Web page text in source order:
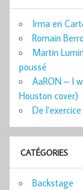
Irma en
Romain
Martin
poussé
AaRON – I
Houston cover)
De
CATÉGORIES
Backstage